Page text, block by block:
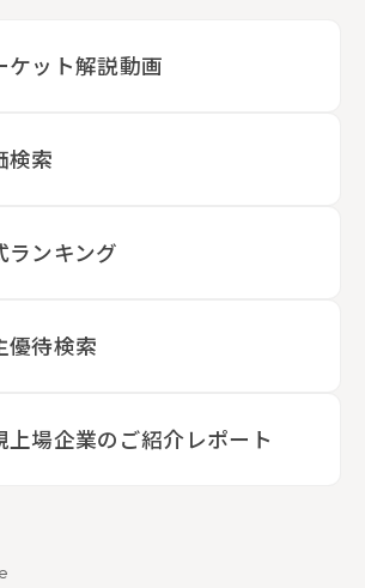
ケット解説動画
検索
ランキング
優待検索
上場企業のご紹介レポート